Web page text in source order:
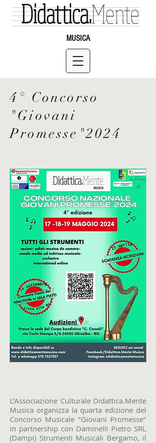
Didattica.Mente
MUSICA
4° Concorso
"Giovani
Promesse"2024
L’Associazione Culturale Didattica.Mente
Musica organizza la quarta edizione del
Concorso Musicale "Giovani Promesse"
in partnership con Daminelli Pietro SRL
(Dampi) Strumenti Musicali Bergamo, il